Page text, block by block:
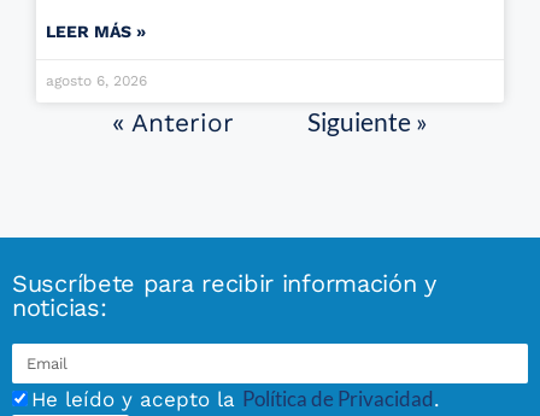
LEER MÁS »
agosto 6, 2026
« Anterior Siguiente »
Suscríbete para recibir información y
noticias:
He leído y acepto la Política de Privacidad.